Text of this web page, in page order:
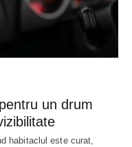
un drum
habitaclul este curat,